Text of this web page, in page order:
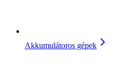
Akkumulátoros gépek